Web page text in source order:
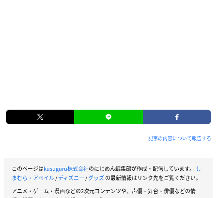
記事の内容について報告する
このページはkusuguru株式会社のにじめん編集部が作成・配信しています。
し
まむら・アベイル/ディズニー/グッズの最新情報はリンク先をご覧ください。
アニメ・ゲーム・漫画などの2次元コンテンツや、声優・舞台・俳優などの情